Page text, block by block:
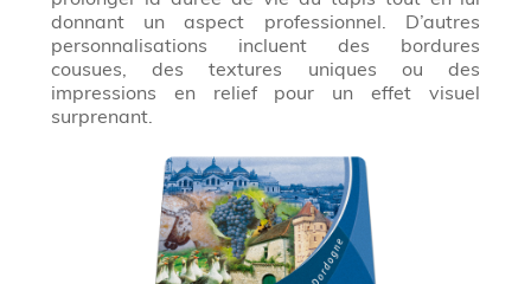
donnant un aspect professionnel. D’autres
personnalisations incluent des bordures
cousues, des textures uniques ou des
impressions en relief pour un effet visuel
surprenant.